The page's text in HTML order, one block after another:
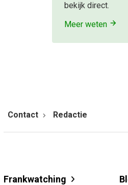
bekijk direct.
Meer weten
Contact Redactie
Frankwatching